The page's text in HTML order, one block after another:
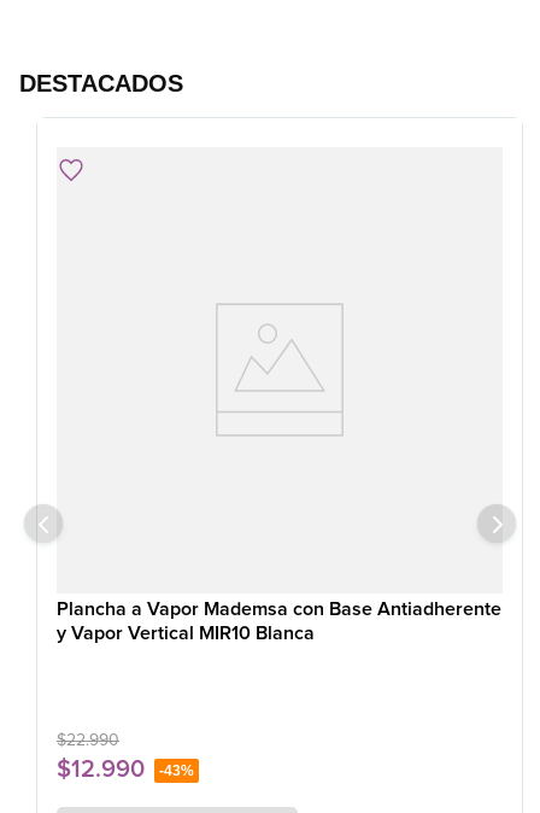
DESTACADOS
Plancha a Vapor Mademsa con Base Antiadherente
y Vapor Vertical MIR10 Blanca
$22.990
$12.990 -43%